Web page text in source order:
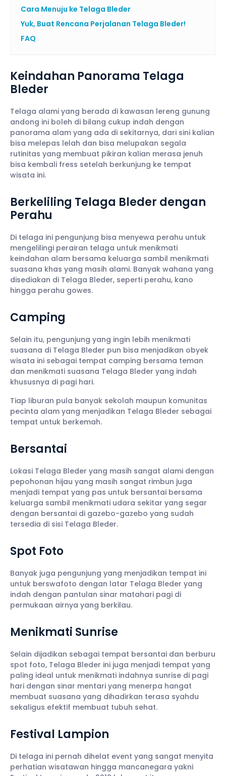
Cara Menuju ke Telaga Bleder
Yuk, Buat Rencana Perjalanan Telaga Bleder!
FAQ
Keindahan Panorama Telaga
Bleder
Telaga alami yang berada di kawasan lereng gunung
andong ini boleh di bilang cukup indah dengan
panorama alam yang ada di sekitarnya, dari sini kalian
bisa melepas lelah dan bisa melupakan segala
rutinitas yang membuat pikiran kalian merasa jenuh
bisa kembali fress setelah berkunjung ke tempat
wisata ini.
Berkeliling Telaga Bleder dengan
Perahu
Di telaga ini pengunjung bisa menyewa perahu untuk
mengelilingi perairan telaga untuk menikmati
keindahan alam bersama keluarga sambil menikmati
suasana khas yang masih alami. Banyak wahana yang
disediakan di Telaga Bleder, seperti perahu, kano
hingga perahu gowes.
Camping
Selain itu, pengunjung yang ingin lebih menikmati
suasana di Telaga Bleder pun bisa menjadikan obyek
wisata ini sebagai tempat camping bersama teman
dan menikmati suasana Telaga Bleder yang indah
khususnya di pagi hari.
Tiap liburan pula banyak sekolah maupun komunitas
pecinta alam yang menjadikan Telaga Bleder sebagai
tempat untuk berkemah.
Bersantai
Lokasi Telaga Bleder yang masih sangat alami dengan
pepohonan hijau yang masih sangat rimbun juga
menjadi tempat yang pas untuk bersantai bersama
keluarga sambil menikmati udara sekitar yang segar
dengan bersantai di gazebo-gazebo yang sudah
tersedia di sisi Telaga Bleder.
Spot Foto
Banyak juga pengunjung yang menjadikan tempat ini
untuk berswafoto dengan latar Telaga Bleder yang
indah dengan pantulan sinar matahari pagi di
permukaan airnya yang berkilau.
Menikmati Sunrise
Selain dijadikan sebagai tempat bersantai dan berburu
spot foto, Telaga Bleder ini juga menjadi tempat yang
paling ideal untuk menikmati indahnya sunrise di pagi
hari dengan sinar mentari yang menerpa hangat
membuat suasana yang dihadirkan terasa syahdu
sekaligus efektif membuat tubuh sehat.
Festival Lampion
Di telaga ini pernah dihelat event yang sangat menyita
perhatian wisatawan hingga mancanegara yakni